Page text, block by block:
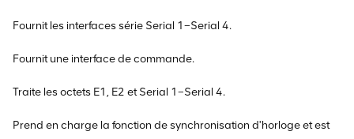
Fournit les interfaces série Serial 1–Serial 4.
Fournit une interface de commande.
Traite les octets E1, E2 et Serial 1–Serial 4.
Prend en charge la fonction de synchronisation d'horloge et est